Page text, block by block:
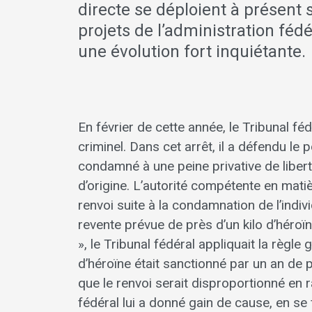
directe se déploient à présent
projets de l’administration
une évolution fort inquiétante.
En février de cette année, le Tribunal
criminel. Dans cet arrêt, il a défendu le
condamné à une peine privative de
d’origine. L’autorité compétente en
renvoi suite à la condamnation de
revente prévue de près d’un kilo
», le Tribunal fédéral appliquait la règle
d’héroïne était sanctionné par un an
que le renvoi serait disproportionné en
fédéral lui a donné gain de cause, en